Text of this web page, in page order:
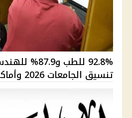
92.8% للطب
تنسيق الجامعات 2026 وأماكن المرحلة ...